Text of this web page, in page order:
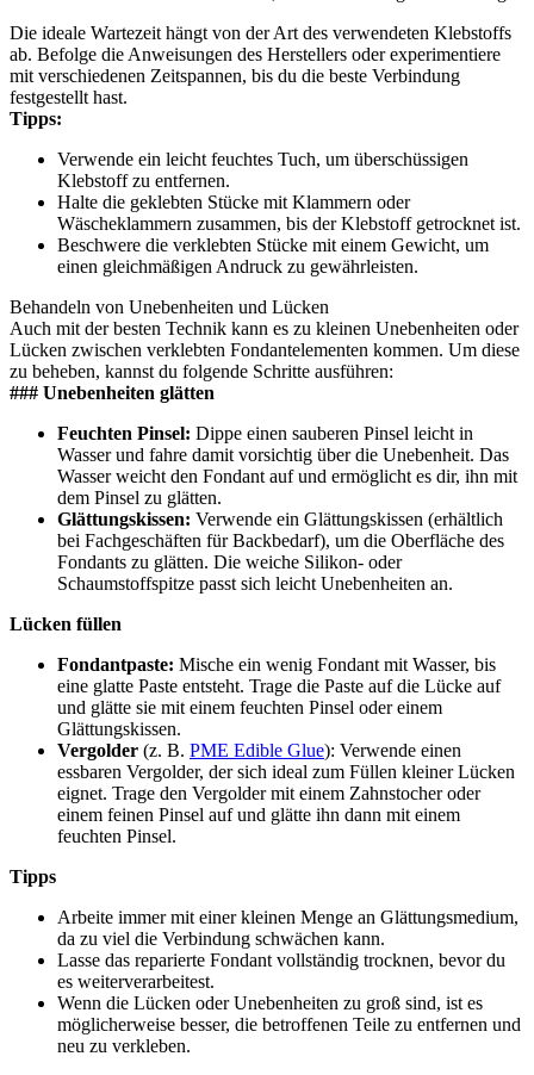
Die ideale Wartezeit hängt von der Art des verwendeten Klebstoffs
ab. Befolge die Anweisungen des Herstellers oder experimentiere
mit verschiedenen Zeitspannen, bis du die beste Verbindung
festgestellt hast.
Tipps:
Verwende ein leicht feuchtes Tuch, um überschüssigen
Klebstoff zu entfernen.
Halte die geklebten Stücke mit Klammern oder
Wäscheklammern zusammen, bis der Klebstoff getrocknet ist.
Beschwere die verklebten Stücke mit einem Gewicht, um
einen gleichmäßigen Andruck zu gewährleisten.
Behandeln von Unebenheiten und Lücken
Auch mit der besten Technik kann es zu kleinen Unebenheiten oder
Lücken zwischen verklebten Fondantelementen kommen. Um diese
zu beheben, kannst du folgende Schritte ausführen:
### Unebenheiten glätten
Feuchten Pinsel: Dippe einen sauberen Pinsel leicht in
Wasser und fahre damit vorsichtig über die Unebenheit. Das
Wasser weicht den Fondant auf und ermöglicht es dir, ihn mit
dem Pinsel zu glätten.
Glättungskissen: Verwende ein Glättungskissen (erhältlich
bei Fachgeschäften für Backbedarf), um die Oberfläche des
Fondants zu glätten. Die weiche Silikon- oder
Schaumstoffspitze passt sich leicht Unebenheiten an.
Lücken füllen
Fondantpaste: Mische ein wenig Fondant mit Wasser, bis
eine glatte Paste entsteht. Trage die Paste auf die Lücke auf
und glätte sie mit einem feuchten Pinsel oder einem
Glättungskissen.
Vergolder (z. B. PME Edible Glue): Verwende einen
essbaren Vergolder, der sich ideal zum Füllen kleiner Lücken
eignet. Trage den Vergolder mit einem Zahnstocher oder
einem feinen Pinsel auf und glätte ihn dann mit einem
feuchten Pinsel.
Tipps
Arbeite immer mit einer kleinen Menge an Glättungsmedium,
da zu viel die Verbindung schwächen kann.
Lasse das reparierte Fondant vollständig trocknen, bevor du
es weiterverarbeitest.
Wenn die Lücken oder Unebenheiten zu groß sind, ist es
möglicherweise besser, die betroffenen Teile zu entfernen und
neu zu verkleben.